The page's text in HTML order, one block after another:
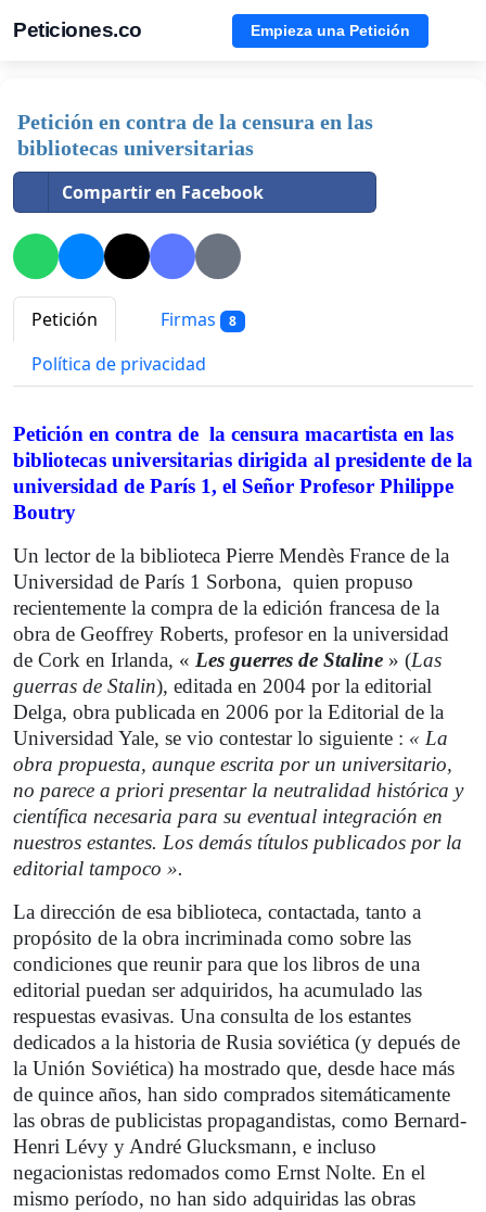
Peticiones.co Empieza una Petición
Petición en contra de la censura en las
bibliotecas universitarias
Compartir en Facebook
Petición Firmas 8
Política de privacidad
Petición en contra de la censura macartista en las
bibliotecas universitarias dirigida al presidente de la
universidad de París 1, el Señor Profesor Philippe
Boutry
Un lector de la biblioteca Pierre Mendès France de la
Universidad de París 1 Sorbona, quien propuso
recientemente la compra de la edición francesa de la
obra de Geoffrey Roberts, profesor en la universidad
de Cork en Irlanda, « Les guerres de Staline » (Las
guerras de Stalin), editada en 2004 por la editorial
Delga, obra publicada en 2006 por la Editorial de la
Universidad Yale, se vio contestar lo siguiente : « La
obra propuesta, aunque escrita por un universitario,
no parece a priori presentar la neutralidad histórica y
científica necesaria para su eventual integración en
nuestros estantes. Los demás títulos publicados por la
editorial tampoco ».
La dirección de esa biblioteca, contactada, tanto a
propósito de la obra incriminada como sobre las
condiciones que reunir para que los libros de una
editorial puedan ser adquiridos, ha acumulado las
respuestas evasivas. Una consulta de los estantes
dedicados a la historia de Rusia soviética (y depués de
la Unión Soviética) ha mostrado que, desde hace más
de quince años, han sido comprados sitemáticamente
las obras de publicistas propagandistas, como Bernard-
Henri Lévy y André Glucksmann, e incluso
negacionistas redomados como Ernst Nolte. En el
mismo período, no han sido adquiridas las obras